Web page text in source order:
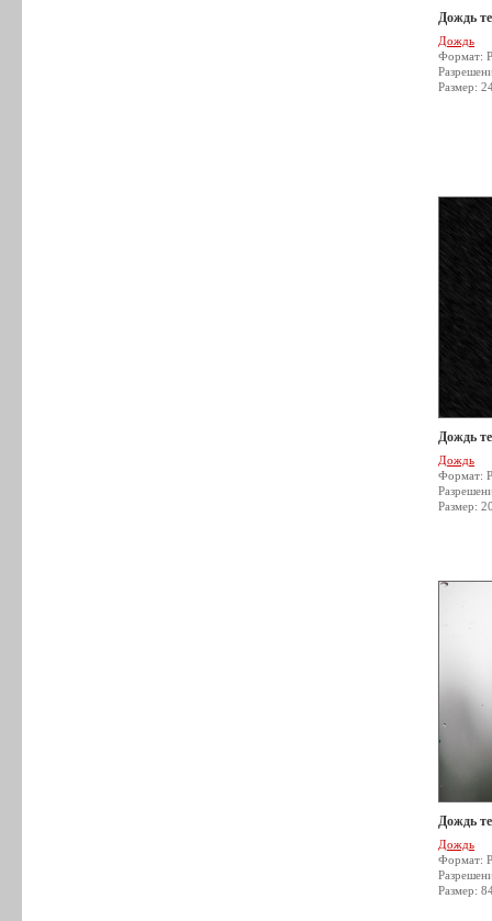
Дождь
Дождь
Формат:
Размер:
Дождь
Дождь
Формат:
Размер:
Дождь
Дождь
Формат:
Размер: